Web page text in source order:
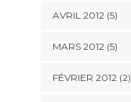
AVRIL 2012(5)
MARS 2012(5)
FÉVRIER 2012(2)